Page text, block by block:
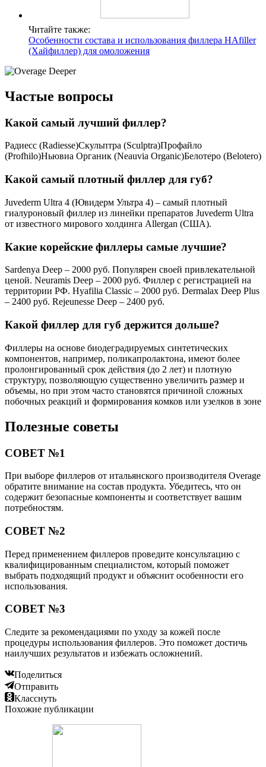
Читайте также:
Особенности состава и использования филлера HAfiller
(Хайфиллер) для омоложения
Частые вопросы
Какой самый лучший филлер?
Радиесс (Radiesse)Скульптра (Sculptra)Профайло
(Profhilo)Ньювиа Органик (Neauvia Organic)Белотеро (Belotero)
Какой самый плотный филлер для губ?
Juvederm Ultra 4 (Ювидерм Ультра 4) – самый плотный
гиалуроновый филлер из линейки препаратов Juvederm Ultra
от известного мирового холдинга Allergan (США).
Какие корейские филлеры самые лучшие?
Sardenya Deep – 2000 руб. Популярен своей привлекательной
ценой. Neuramis Deep – 2000 руб. Филлер с регистрацией на
территории РФ. Hyafilia Classic – 2000 руб. Dermalax Deep Plus
– 2400 руб. Rejeunesse Deep – 2400 руб.
Какой филлер для губ держится дольше?
Филлеры на основе биодеградируемых синтетических
компонентов, например, поликапролактона, имеют более
пролонгированный срок действия (до 2 лет) и плотную
структуру, позволяющую существенно увеличить размер и
объемы, но при этом часто становятся причиной сложных
побочных реакций и формирования комков или узелков в зоне
Полезные советы
СОВЕТ №1
При выборе филлеров от итальянского производителя Overage
обратите внимание на состав продукта. Убедитесь, что он
содержит безопасные компоненты и соответствует вашим
потребностям.
СОВЕТ №2
Перед применением филлеров проведите консультацию с
квалифицированным специалистом, который поможет
выбрать подходящий продукт и объяснит особенности его
использования.
СОВЕТ №3
Следите за рекомендациями по уходу за кожей после
процедуры использования филлеров. Это поможет достичь
наилучших результатов и избежать осложнений.
Поделиться
Отправить
Класснуть
Похожие публикации